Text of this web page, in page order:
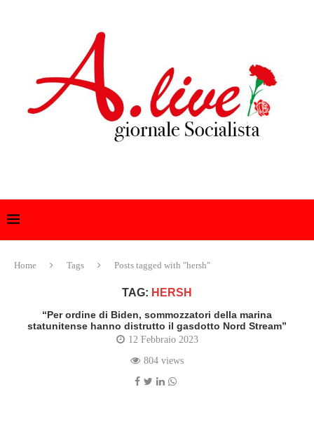
Home Tags Posts tagged with "hersh"
TAG: HERSH
“Per ordine di Biden, sommozzatori della marina
statunitense hanno distrutto il gasdotto Nord Stream”
12 Febbraio 2023
804 views